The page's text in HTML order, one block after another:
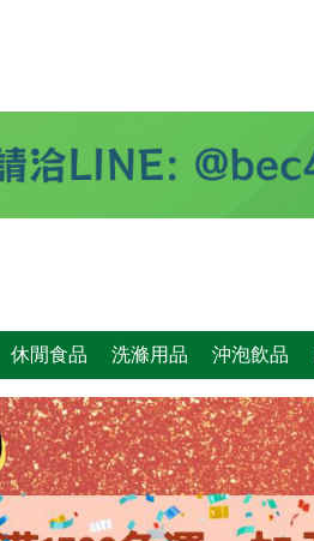
休閒食品 洗滌用品 沖泡飲品